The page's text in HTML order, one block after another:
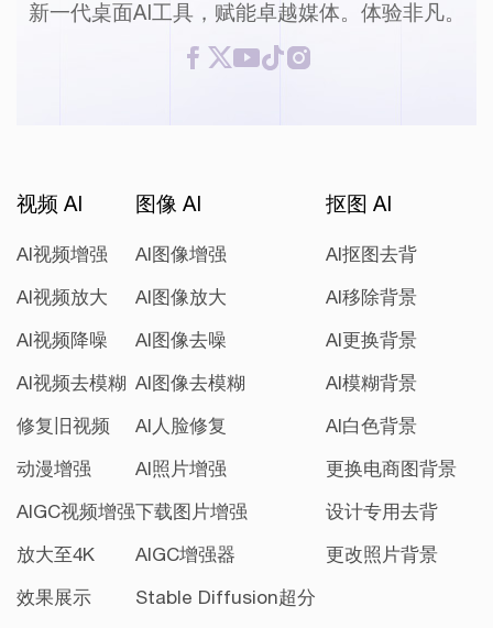
新一代桌面AI工具，赋能卓越媒体。体验非凡。
视频 AI
AI视频增强
AI视频放大
AI视频降噪
AI视频去模糊
修复旧视频
动漫增强
AIGC视频增强
放大至4K
效果展示
图像 AI
AI图像增强
AI图像放大
AI图像去噪
AI图像去模糊
AI人脸修复
AI照片增强
下载图片增强
AIGC增强器
Stable Diffusion超分
抠图 AI
AI抠图去背
AI移除背景
AI更换背景
AI模糊背景
AI白色背景
更换电商图背景
设计专用去背
更改照片背景